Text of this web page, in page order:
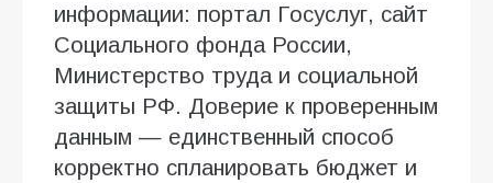
информации: портал Госуслуг, сайт
Социального фонда России,
Министерство труда и социальной
защиты РФ. Доверие к проверенным
данным — единственный способ
корректно спланировать бюджет и